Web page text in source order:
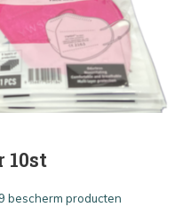
10st
bescherm producten